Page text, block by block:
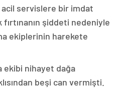
acil servislere bir imdat
fırtınanın şiddeti nedeniyle
ekiplerinin harekete
ekibi nihayet dağa
beşi can vermişti.